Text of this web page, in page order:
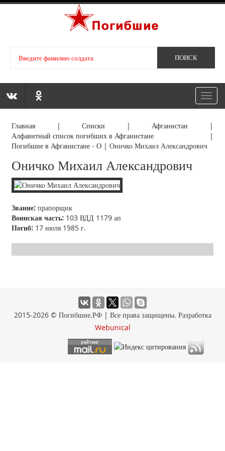
Главная |Списки | Афганистан |
Алфавитный список погибших в Афганистане |
Погибшие в Афганистане - О |Оничко Михаил Александрович
Оничко Михаил Александрович
Звание: прапорщик
Воинская часть: 103 ВДД 1179 ап
Погиб: 17 июля 1985 г.
2015-2026 © Погибшие.РФ | Все права защищены. Разработка
Webunical